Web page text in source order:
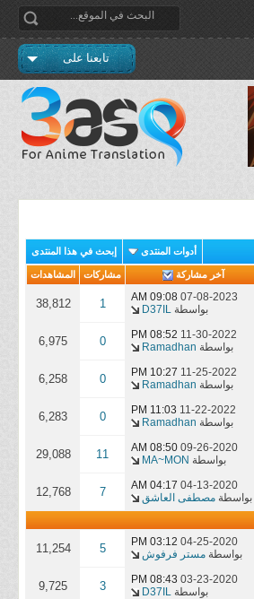
تابعنا على
أدوات المنتدى إبحث في هذا المنتدى
آخر مشاركة مشاركات المشاهدات
07-08-2023
09:08 AM
بواسطة D37IL
1
38,812
11-30-2022
08:52 PM
بواسطة Ramadhan
0
6,975
11-25-2022
10:27 PM
بواسطة Ramadhan
0
6,258
11-22-2022
11:03 PM
بواسطة Ramadhan
0
6,283
09-26-2020
08:50 AM
بواسطة MA~MON
11
29,088
04-13-2020
04:17 AM
بواسطة مصطفى العاشق 7
12,768
04-25-2020
03:12 PM
بواسطة مستر فرفوش 5
11,254
03-23-2020
08:43 PM
بواسطة D37IL
3
9,725